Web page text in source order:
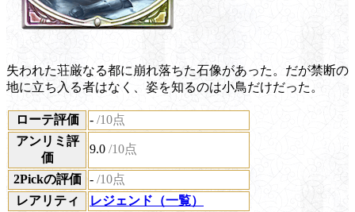
失われた荘厳なる都に崩れ落ちた石像があった。だが禁断の
地に立ち入る者はなく、姿を知るのは小鳥だけだった。
ローテ評価 - /10点
アンリミ評
価
9.0 /10点
2Pickの評価 - /10点
レアリティ
レジェンド（一覧）